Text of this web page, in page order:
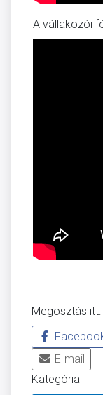
A vállakozói
Megosztás itt:
E-mail
Kategória